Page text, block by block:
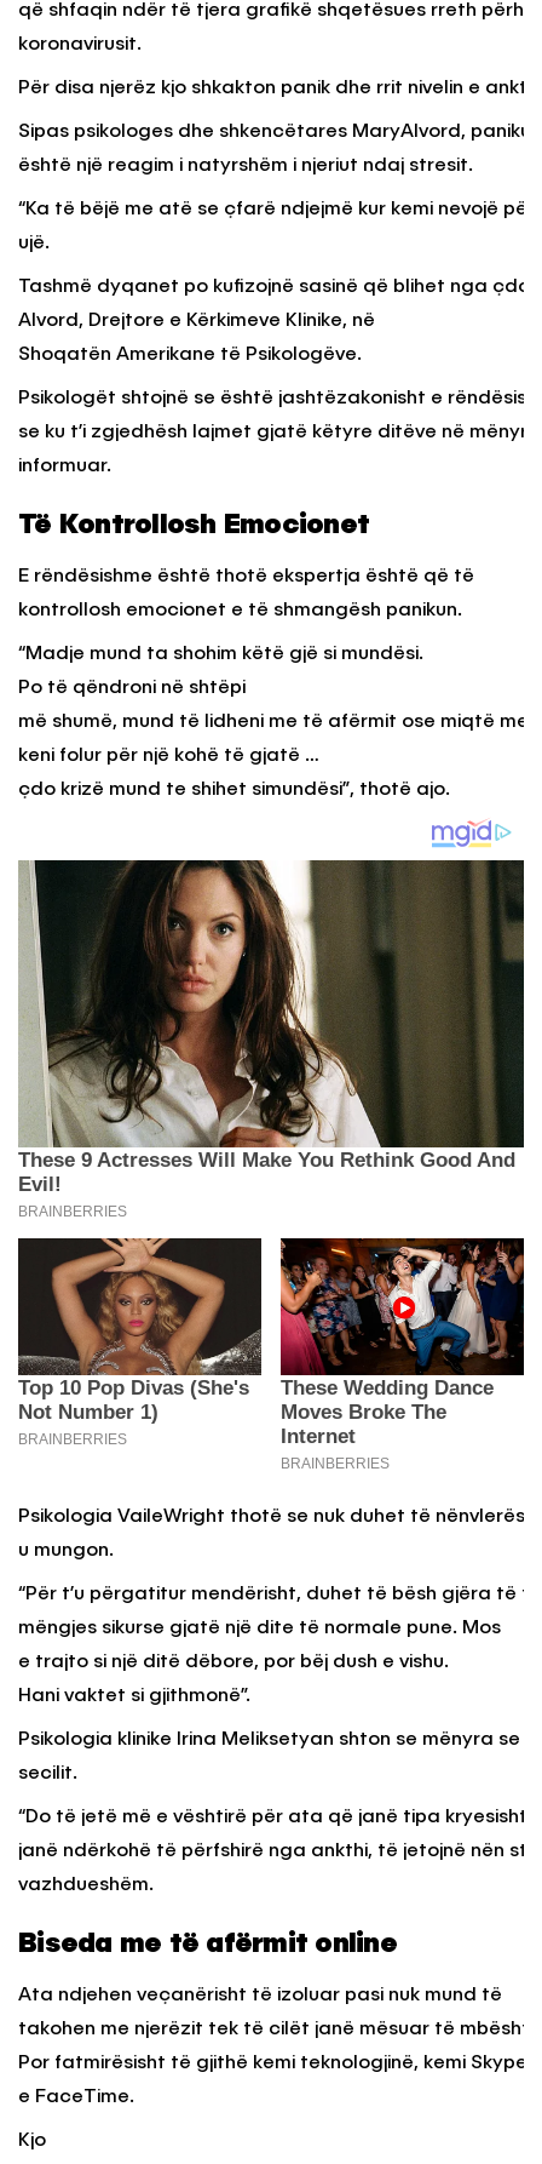
që shfaqin ndër të tjera grafikë shqetësues rreth
koronavirusit.
Për disa njerëz kjo shkakton panik dhe rrit nivelin e
Sipas psikologes dhe shkencëtares MaryAlvord, paniku
është një reagim i natyrshëm i njeriut ndaj stresit.
“Ka të bëjë me atë se çfarë ndjejmë kur kemi nevojë
ujë.
Tashmë dyqanet po kufizojnë sasinë që blihet nga çdo
Alvord, Drejtore e Kërkimeve Klinike, në
Shoqatën Amerikane të Psikologëve.
Psikologët shtojnë se është jashtëzakonisht e
se ku t’i zgjedhësh lajmet gjatë këtyre ditëve në
informuar.
Të Kontrollosh Emocionet
E rëndësishme është thotë ekspertja është që të
kontrollosh emocionet e të shmangësh panikun.
“Madje mund ta shohim këtë gjë si mundësi.
Po të qëndroni në shtëpi
më shumë, mund të lidheni me të afërmit ose miqtë me
keni folur për një kohë të gjatë …
çdo krizë mund te shihet simundësi”, thotë ajo.
Psikologia VaileWright thotë se nuk duhet të
u mungon.
“Për t’u përgatitur mendërisht, duhet të bësh gjëra të
mëngjes sikurse gjatë një dite të normale pune. Mos
e trajto si një ditë dëbore, por bëj dush e vishu.
Hani vaktet si gjithmonë”.
Psikologia klinike Irina Meliksetyan shton se mënyra
secilit.
“Do të jetë më e vështirë për ata që janë tipa kryesisht
janë ndërkohë të përfshirë nga ankthi, të jetojnë nën
vazhdueshëm.
Biseda me të afërmit online
Ata ndjehen veçanërisht të izoluar pasi nuk mund të
takohen me njerëzit tek të cilët janë mësuar të
Por fatmirësisht të gjithë kemi teknologjinë, kemi Skype
e FaceTime.
Kjo